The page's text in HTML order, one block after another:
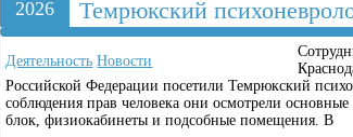
2026
Темрюкский
Деятельность Новости
Российской Федерации посетили Темрюкский
соблюдения прав человека они осмотрели
блок, физиокабинеты и подсобные помещения. В